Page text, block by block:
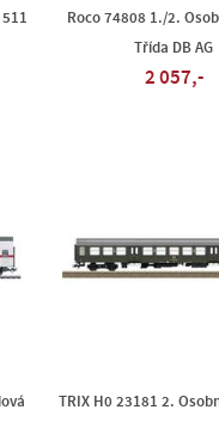
Roco 74808 1./2.
Třída DB AG
2 057,-
TRIX H0 23181 2.